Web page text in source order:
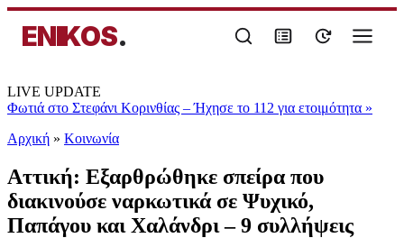
ENIKOS.
LIVE UPDATE
Φωτιά στο Στεφάνι Κορινθίας – Ήχησε το 112 για ετοιμότητα »
Αρχική » Κοινωνία
Αττική: Εξαρθρώθηκε σπείρα που
διακινούσε ναρκωτικά σε Ψυχικό,
Παπάγου και Χαλάνδρι – 9 συλλήψεις